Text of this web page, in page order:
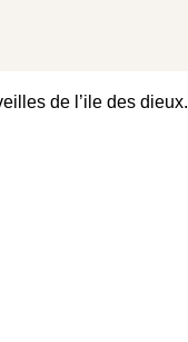
de l’ile des dieux.